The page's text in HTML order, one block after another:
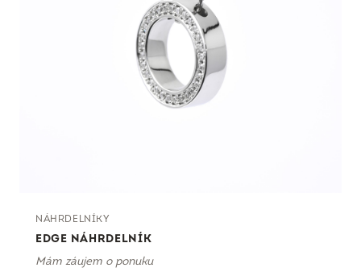
NÁHRDELNÍKY
EDGE NÁHRDELNÍK
Mám záujem o ponuku